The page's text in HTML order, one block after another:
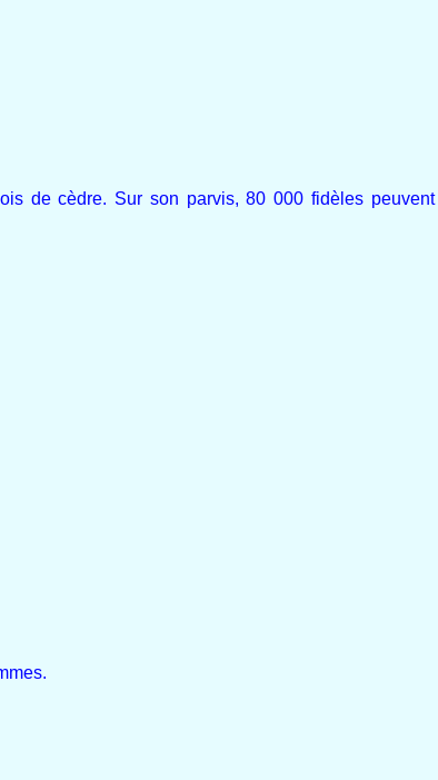
de cèdre. Sur son parvis, 80 000 fidèles peuvent